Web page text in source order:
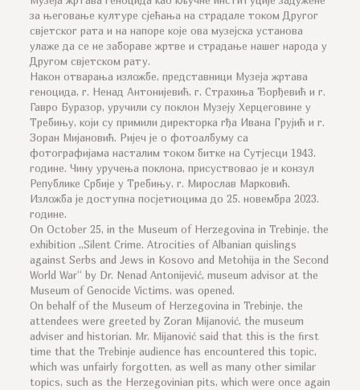
за његовање културе сјећања на страдале током Другог
свјетског рата и на напоре које ова музејска установа
улаже да се не забораве жртве и страдање нашег народа у
Другом свјетском рату.
Након отварања изложбе, представници Музеја жртава
геноцида, г. Ненад Антонијевић, г. Страхиња Ђорђевић и г.
Гавро Буразор, уручили су поклон Музеју Херцеговине у
Требињу, који су примили директорка гђа Ивана Грујић и г.
Зоран Мијановић. Ријеч је о фотоалбуму са
фотографијама насталим током битке на Сутјесци 1943.
године. Чину уручења поклона, присуствовао је и конзул
Републике Србије у Требињу, г. Мирослав Марковић.
Изложба је доступна посјетиоцима до 25. новембра 2023.
године.
On October 25, in the Museum of Herzegovina in Trebinje, the
exhibition „Silent Crime. Atrocities of Albanian quislings
against Serbs and Jews in Kosovo and Metohija in the Second
World War“ by Dr. Nenad Antonijević, museum advisor at the
Museum of Genocide Victims, was opened.
On behalf of the Museum of Herzegovina in Trebinje, the
attendees were greeted by Zoran Mijanović, the museum
adviser and historian. Mr. Mijanović said that this is the first
time that the Trebinje audience has encountered this topic,
which was unfairly forgotten, as well as many other similar
topics, such as the Herzegovinian pits, which were once again